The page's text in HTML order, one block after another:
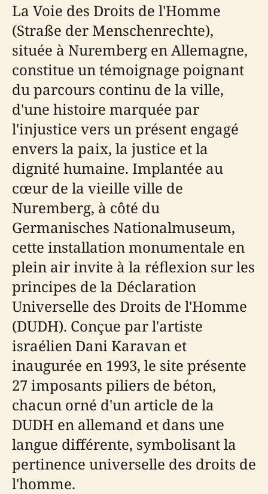
La Voie des Droits de l'Homme
(Straße der Menschenrechte),
située à Nuremberg en Allemagne,
constitue un témoignage poignant
du parcours continu de la ville,
d'une histoire marquée par
l'injustice vers un présent engagé
envers la paix, la justice et la
dignité humaine. Implantée au
cœur de la vieille ville de
Nuremberg, à côté du
Germanisches Nationalmuseum,
cette installation monumentale en
plein air invite à la réflexion sur les
principes de la Déclaration
Universelle des Droits de l'Homme
(DUDH). Conçue par l'artiste
israélien Dani Karavan et
inaugurée en 1993, le site présente
27 imposants piliers de béton,
chacun orné d'un article de la
DUDH en allemand et dans une
langue différente, symbolisant la
pertinence universelle des droits de
l'homme.